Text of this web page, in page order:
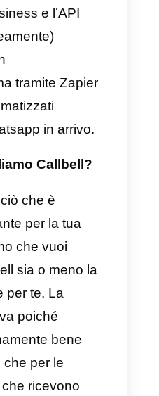
per tutti i team di
vendite e call
ricevono centinaia
al giorno e hanno
strumento
delle
servizio clienti, il
performance di
e team leader.
funzionalità più
Calbel offre sulla